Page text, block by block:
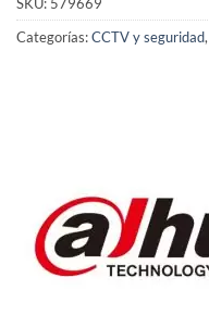
SKU: 579669
Categorías:CCTV y seguridad,